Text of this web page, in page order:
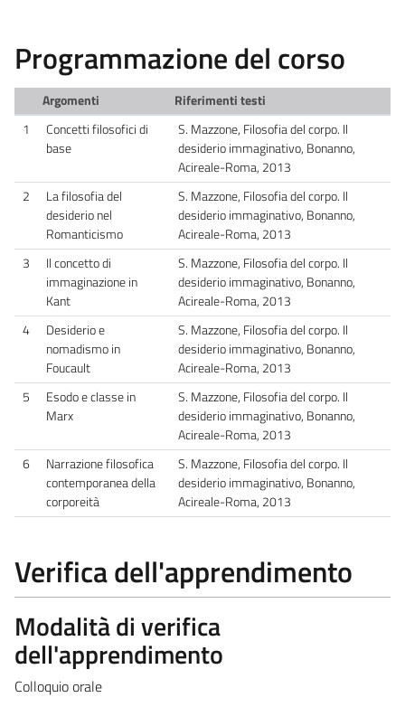
Programmazione del corso
Argomenti
Riferimenti testi
1
Concetti filosofici di
base
S. Mazzone, Filosofia del corpo. Il
desiderio immaginativo, Bonanno,
Acireale-Roma, 2013
2
La filosofia del
desiderio nel
Romanticismo
S. Mazzone, Filosofia del corpo. Il
desiderio immaginativo, Bonanno,
Acireale-Roma, 2013
3
Il concetto di
immaginazione in
Kant
S. Mazzone, Filosofia del corpo. Il
desiderio immaginativo, Bonanno,
Acireale-Roma, 2013
4
Desiderio e
nomadismo in
Foucault
S. Mazzone, Filosofia del corpo. Il
desiderio immaginativo, Bonanno,
Acireale-Roma, 2013
5
Esodo e classe in
Marx
S. Mazzone, Filosofia del corpo. Il
desiderio immaginativo, Bonanno,
Acireale-Roma, 2013
6
Narrazione filosofica
contemporanea della
corporeità
S. Mazzone, Filosofia del corpo. Il
desiderio immaginativo, Bonanno,
Acireale-Roma, 2013
Verifica dell'apprendimento
Modalità di verifica
dell'apprendimento
Colloquio orale